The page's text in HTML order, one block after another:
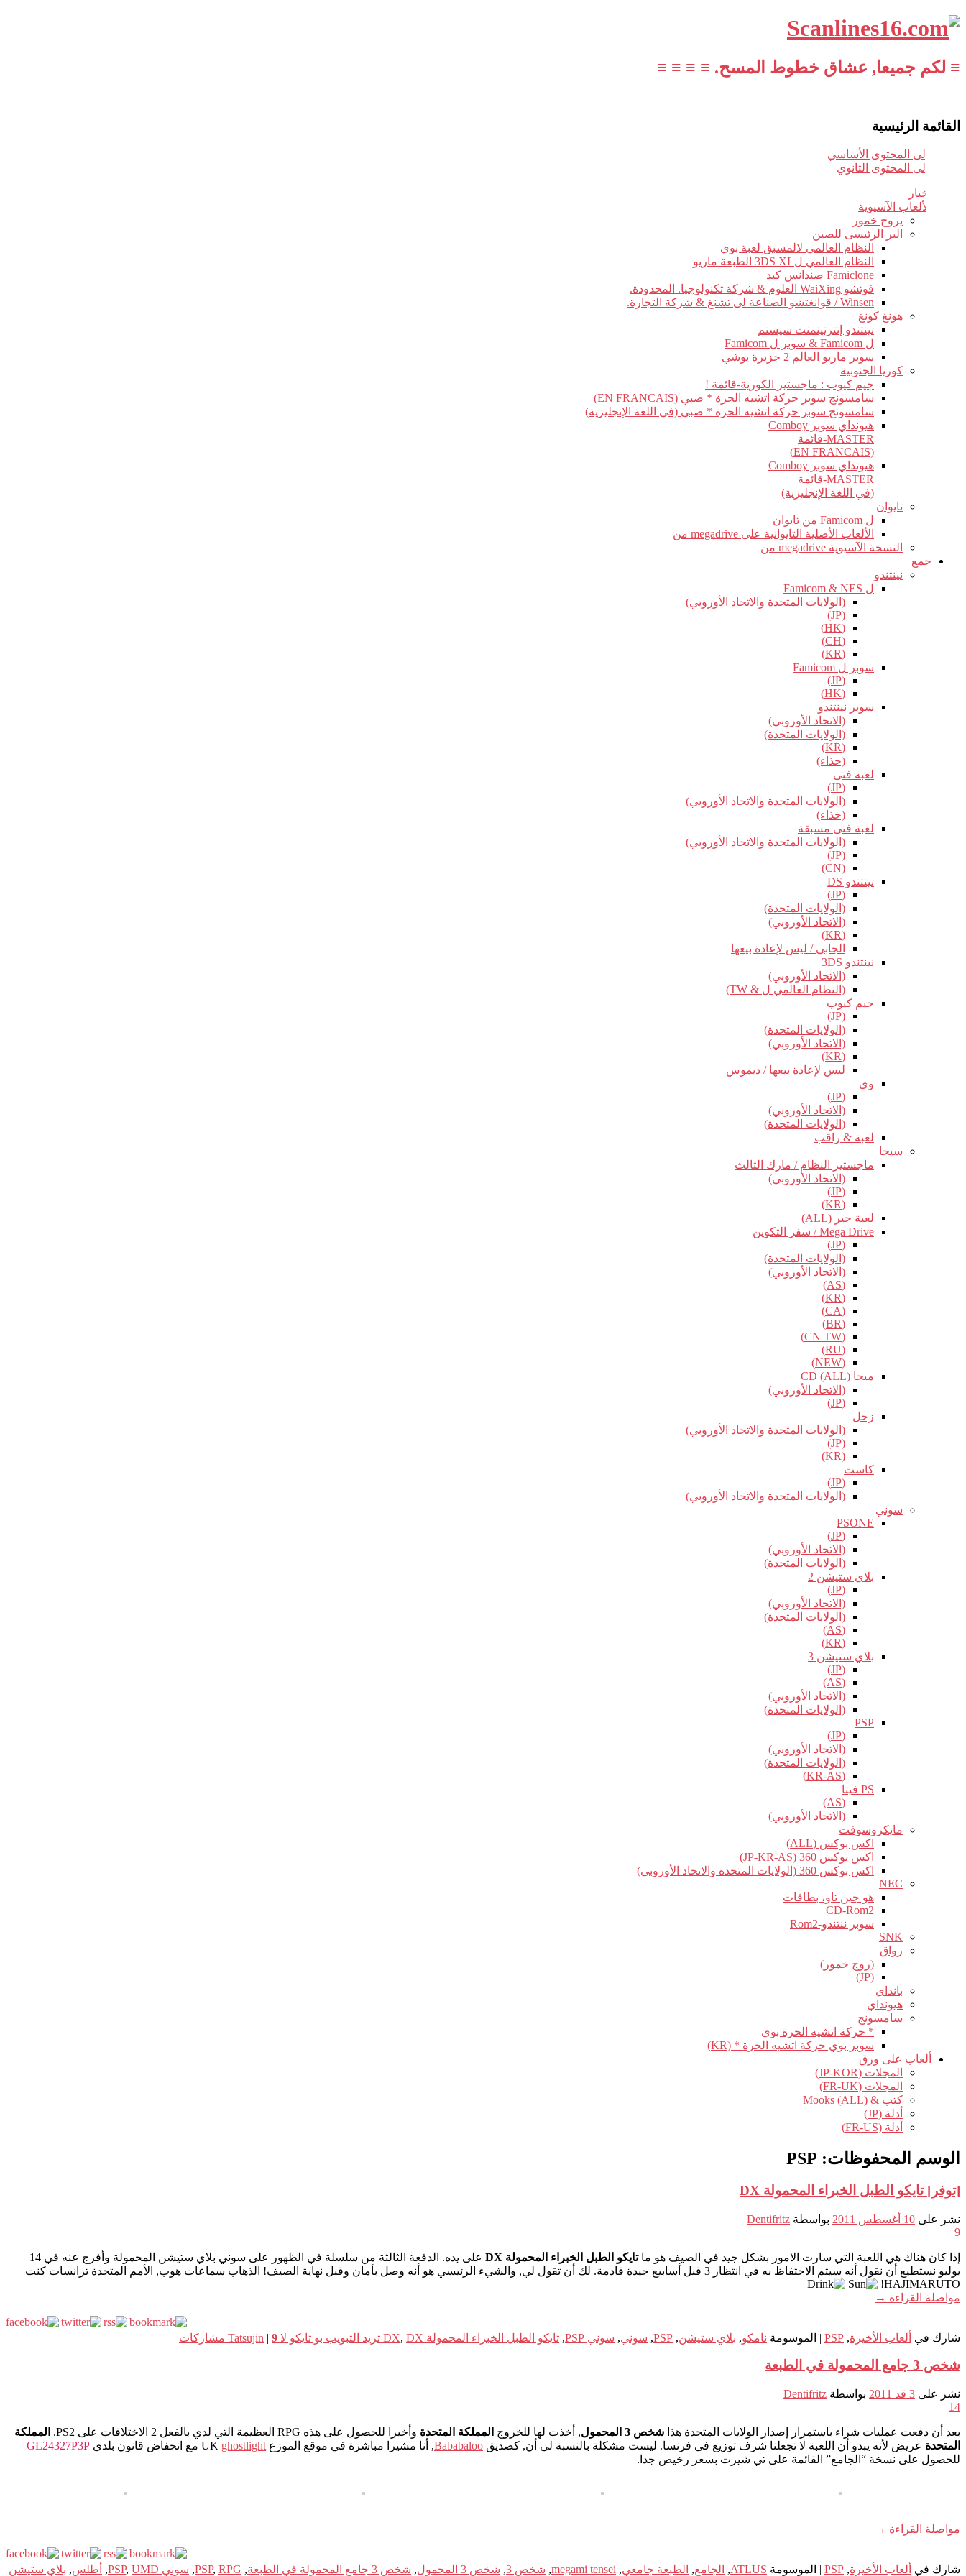
≡ لكم جميعا, عشاق خطوط المسح. ≡ ≡ ≡ ≡
القائمة الرئيسية
تخطي إلى المحتوى الأساسي
تخطي إلى المحتوى الثانوي
أخبار
الألعاب الآسيوية
يروج خمور
البر الرئيسى للصين
النظام العالمي لالمسبق لعبة بوي
النظام العالمي ل3DS XL الطبعة ماريو
Famiclone صندانس كيد
فوتشو WaiXing العلوم & شركة تكنولوجيا. المحدودة.
Winsen / قوانغتشو الصناعة لى تشنغ & شركة التجارة.
هونغ كونغ
نينتندو إنترتينمنت سيستم
ل Famicom & سوبر ل Famicom
سوبر ماريو العالم 2 جزيرة يوشي
كوريا الجنوبية
جيم كيوب : ماجستير الكورية-قائمة !
سامسونج سوبر حركة اتشيه الحرة * صبي (EN FRANCAIS)
سامسونج سوبر حركة اتشيه الحرة * صبي (في اللغة الإنجليزية)
هيونداي سوبر Comboy
MASTER-قائمة
(EN FRANCAIS)
هيونداي سوبر Comboy
MASTER-قائمة
(في اللغة الإنجليزية)
تايوان
ل Famicom من تايوان
الألعاب الأصلية التايوانية على megadrive من
النسخة الآسيوية megadrive من
جمع
نينتندو
ل Famicom & NES
(الولايات المتحدة والاتحاد الأوروبي)
(JP)
(HK)
(CH)
(KR)
سوبر ل Famicom
(JP)
(HK)
سوبر نينتندو
(الاتحاد الأوروبي)
(الولايات المتحدة)
(KR)
(حذاء)
لعبة فتى
(JP)
(الولايات المتحدة والاتحاد الأوروبي)
(حذاء)
لعبة فتى مسبقة
(الولايات المتحدة والاتحاد الأوروبي)
(JP)
(CN)
نينتندو DS
(JP)
(الولايات المتحدة)
(الاتحاد الأوروبي)
(KR)
الجابي / ليس لإعادة بيعها
نينتندو 3DS
(الاتحاد الأوروبي)
(النظام العالمي ل & TW)
جيم كيوب
(JP)
(الولايات المتحدة)
(الاتحاد الأوروبي)
(KR)
ليس لإعادة بيعها / ديموس
وي
(JP)
(الاتحاد الأوروبي)
(الولايات المتحدة)
لعبة & راقب
سيجا
ماجستير النظام / مارك الثالث
(الاتحاد الأوروبي)
(JP)
(KR)
لعبة جير (ALL)
Mega Drive / سفر التكوين
(JP)
(الولايات المتحدة)
(الاتحاد الأوروبي)
(AS)
(KR)
(CA)
(BR)
(CN TW)
(RU)
(NEW)
ميجا CD (ALL)
(الاتحاد الأوروبي)
(JP)
زحل
(الولايات المتحدة والاتحاد الأوروبي)
(JP)
(KR)
كاست
(JP)
(الولايات المتحدة والاتحاد الأوروبي)
سوني
PSONE
(JP)
(الاتحاد الأوروبي)
(الولايات المتحدة)
بلاي ستيشن 2
(JP)
(الاتحاد الأوروبي)
(الولايات المتحدة)
(AS)
(KR)
بلاي ستيشن 3
(JP)
(AS)
(الاتحاد الأوروبي)
(الولايات المتحدة)
PSP
(JP)
(الاتحاد الأوروبي)
(الولايات المتحدة)
(KR-AS)
PS فيتا
(AS)
(الاتحاد الأوروبي)
مايكروسوفت
اكس بوكس (ALL)
اكس بوكس 360 (JP-KR-AS)
اكس بوكس 360 (الولايات المتحدة والاتحاد الأوروبي)
NEC
هو جين تاو، بطاقات
CD-Rom2
سوبر ننتندو-Rom2
SNK
رواق
(روج خمور)
(JP)
بانداي
هيونداي
سامسونج
* حركة اتشيه الحرة بوي
سوبر بوي حركة اتشيه الحرة * (KR)
ألعاب على ورق
المجلات (JP-KOR)
المجلات (FR-UK)
كتب & Mooks (ALL)
أدلة (JP)
أدلة (FR-US)
الوسم المحفوظات: PSP
[توفر] تايكو الطبل الخبراء المحمولة DX
نشر على 10 أغسطس 2011 بواسطة Dentifritz
9
إذا كان هناك هي اللعبة التي سارت الامور بشكل جيد في الصيف هو ماتايكو الطبل الخبراء المحمولة DX
على يده. الدفعة الثالثة من سلسلة في الظهور على سوني بلاي ستيشن المحمولة وأفرج عنه في 14
يوليو نستطيع أن نقول أنه سيتم الاحتفاظ به في انتظار 3 قبل أسابيع جيدة قادمة. لك أن تقول لي, والشيء الرئيسي هو أنه وصل بأمان وقبل نهاية الصيف! الذهاب سماعات هوب, الأمم المتحدة ترانسات كنت
HAJIMARUTO!
مواصلة القراءة →
شارك في ألعاب الأخيرة,
PSP
| الموسومة نامكو, بلاي ستيشن,
PSP
, سوني, سوني PSP , تايكو الطبل الخبراء المحمولة DX , DX تريد التبويب بو تايكو لا Tatsujin | 9 مشاركات
شخص 3 جامع المحمولة في الطبعة
نشر على 3 قد 2011 بواسطة Dentifritz
14
بعد أن دفعت عمليات شراء باستمرار إصدار الولايات المتحدة هذا شخص 3 المحمول , أخذت لها للخروج المملكة المتحدة وأخيرا للحصول على هذه RPG العظيمة التي لدي بالفعل 2 الاختلافات على PS2.
المملكة
المتحدة عريض لأنه يبدو أن اللعبة لا تجعلنا شرف توزيع في فرنسا. ليست مشكلة بالنسبة لي أن, كصديق Bababaloo, أنا مشيرا مباشرة في موقع الموزع UK ghostlight مع انخفاض قانون بلدي GL24327P3P
للحصول على نسخة “الجامع” القائمة على تي شيرت بسعر رخيص جدا.
مواصلة القراءة →
شارك في ألعاب الأخيرة,
PSP
| الموسومة ATLUS
, الجامع, الطبعة جامعي,
megami tensei
, شخص 3 , شخص 3 المحمول , شخص 3 جامع المحمولة في الطبعة ,
PSP, RPG
, سوني PSP , UMD
, أطلس, بلاي ستيشن